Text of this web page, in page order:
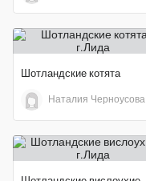
Шотландские котята
Наталия Черноусова